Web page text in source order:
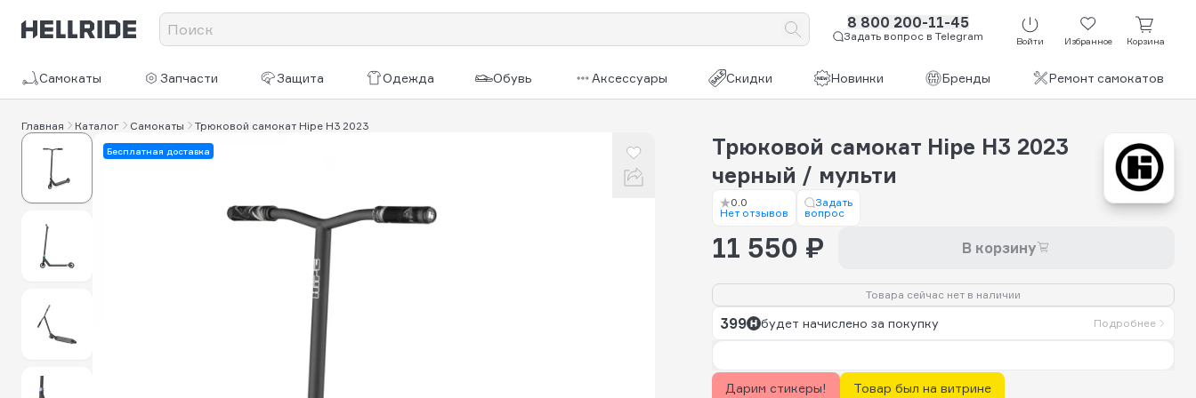
8 800 200-11-45
Задать вопрос в Telegram Войти Избранное Корзина
Самокаты Запчасти Защита Одежда Обувь Аксессуары Скидки Новинки Бренды Ремонт самокатов
Главная Каталог Самокаты Трюковой самокат Hipe H3 2023
Бесплатная доставка
Трюковой самокат Hipe H3 2023
черный / мульти
0.0
Нет отзывов
Задать
вопрос
11 550 ₽ В корзину
Товара сейчас нет в наличии
399 будет начислено за покупку Подробнее
Дарим стикеры! Товар был на витрине